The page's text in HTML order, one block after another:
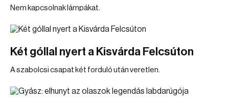
Nem kapcsolnak lámpákat.
Két góllal nyert a Kisvárda Felcsúton
A szabolcsi csapat két forduló után veretlen.